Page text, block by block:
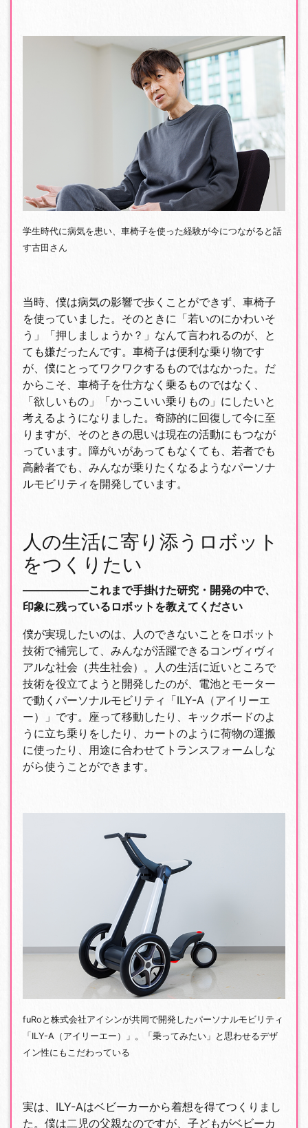
学生時代に病気を患い、車椅子を使った経験が今につながると話
す古田さん
当時、僕は病気の影響で歩くことができず、車椅子
を使っていました。そのときに「若いのにかわいそ
う」「押しましょうか？」なんて言われるのが、と
ても嫌だったんです。車椅子は便利な乗り物です
が、僕にとってワクワクするものではなかった。だ
からこそ、車椅子を仕方なく乗るものではなく、
「欲しいもの」「かっこいい乗りもの」にしたいと
考えるようになりました。奇跡的に回復して今に至
りますが、そのときの思いは現在の活動にもつなが
っています。障がいがあってもなくても、若者でも
高齢者でも、みんなが乗りたくなるようなパーソナ
ルモビリティを開発しています。
人の生活に寄り添うロボット
をつくりたい
――――――これまで手掛けた研究・開発の中で、
印象に残っているロボットを教えてください
僕が実現したいのは、人のできないことをロボット
技術で補完して、みんなが活躍できるコンヴィヴィ
アルな社会（共生社会）。人の生活に近いところで
技術を役立てようと開発したのが、電池とモーター
で動くパーソナルモビリティ「ILY-A（アイリーエ
ー）」です。座って移動したり、キックボードのよ
うに立ち乗りをしたり、カートのように荷物の運搬
に使ったり、用途に合わせてトランスフォームしな
がら使うことができます。
fuRoと株式会社アイシンが共同で開発したパーソナルモビリティ
「ILY-A（アイリーエー）」。「乗ってみたい」と思わせるデザ
イン性にもこだわっている
実は、ILY-Aはベビーカーから着想を得てつくりまし
た。僕は二児の父親なのですが、子どもがベビーカ